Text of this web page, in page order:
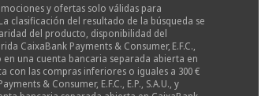
y ofertas solo válidas para
clasificación del resultado de la búsqueda se
del producto, disponibilidad del
CaixaBank Payments & Consumer, E.F.C.,
una cuenta bancaria separada abierta en
con las compras inferiores o iguales a 300 €
& Consumer, E.F.C., E.P., S.A.U., y